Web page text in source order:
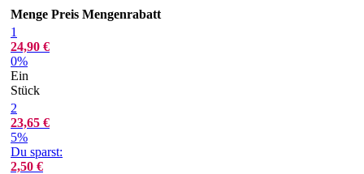
Menge Preis Mengenrabatt
1
24,90 €
0%
Ein
Stück
2
23,65 €
5%
Du sparst:
2,50 €